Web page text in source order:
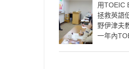
用TOEIC
拯救英語
野伊津夫
一年內